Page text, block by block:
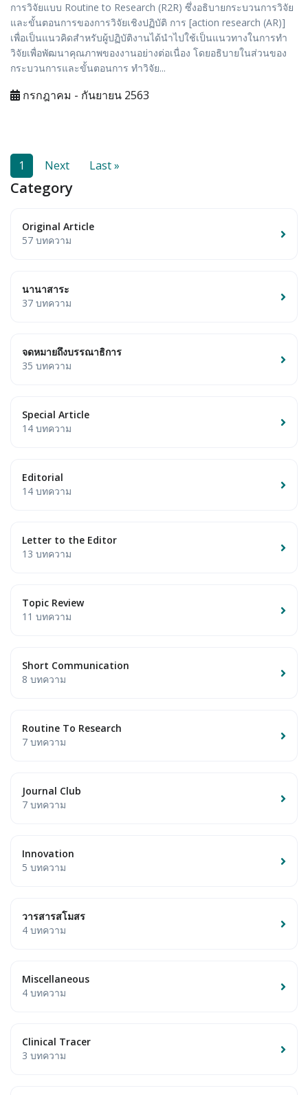
การวิจัยแบบ Routine to Research (R2R) ซึ่งอธิบายกระบวนการวิจัย
และขั้นตอนการของการวิจัยเชิงปฏิบัติ การ [action research (AR)]
เพื่อเป็นแนวคิดสำหรับผู้ปฏิบัติงานได้นำไปใช้เป็นแนวทางในการทำ
วิจัยเพื่อพัฒนาคุณภาพของงานอย่างต่อเนื่อง โดยอธิบายในส่วนของ
กระบวนการและขั้นตอนการ ทำวิจัย...
กรกฎาคม - กันยายน 2563
1 Next Last »
Category
Original Article
57 บทความ
นานาสาระ
37 บทความ
จดหมายถึงบรรณาธิการ
35 บทความ
Special Article
14 บทความ
Editorial
14 บทความ
Letter to the Editor
13 บทความ
Topic Review
11 บทความ
Short Communication
8 บทความ
Routine To Research
7 บทความ
Journal Club
7 บทความ
Innovation
5 บทความ
วารสารสโมสร
4 บทความ
Miscellaneous
4 บทความ
Clinical Tracer
3 บทความ